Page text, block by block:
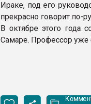
Ираке, под его
прекрасно говорит по-
В октябре этого года
Самаре. Профессор уже